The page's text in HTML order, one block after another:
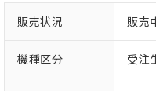
販売状況 販売
機種区分 受注